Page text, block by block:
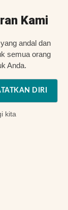
Kami
andal dan
semua orang
Anda.
DIRI
kita